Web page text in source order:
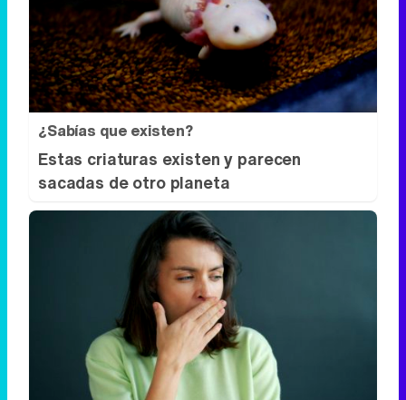
¿Sabías que existen?
Estas criaturas existen y parecen
sacadas de otro planeta